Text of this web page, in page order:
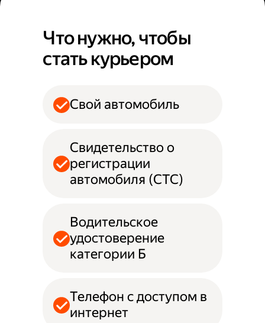
Что нужно, чтобы
стать курьером
Свой автомобиль
Свидетельство о
регистрации
автомобиля (СТС)
Водительское
удостоверение
категории Б
Телефон с доступом в
интернет